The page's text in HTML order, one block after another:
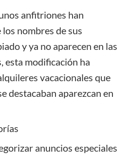
anfitriones han
nombres de sus
y ya no aparecen en las
esta modificación ha
vacacionales que
destacaban aparezcan en
anuncios especiales